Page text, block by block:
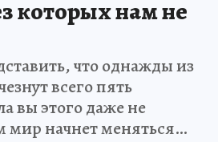
которых нам не
что однажды из
всего пять
вы этого даже не
мир начнет меняться…